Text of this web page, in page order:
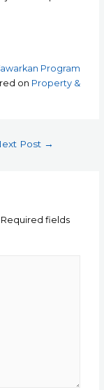
Program
on Property &
Post →
Required fields